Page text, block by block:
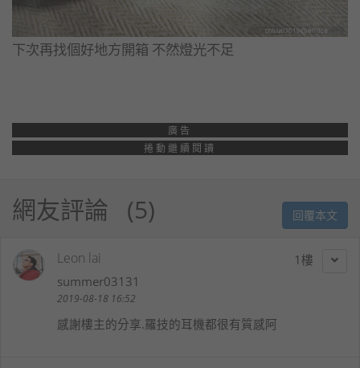
下次再找個好地方開箱 不然燈光不足
廣告
捲動繼續閱讀
網友評論 5 回覆本文
1
Leon lai
summer03131
2019-08-18 16:52
感謝樓主的分享.羅技的耳機都很有質感阿